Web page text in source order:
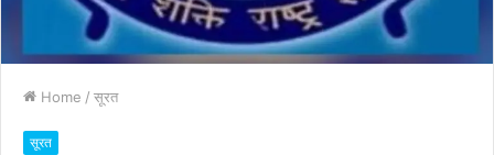
Home / सूरत
सूरत